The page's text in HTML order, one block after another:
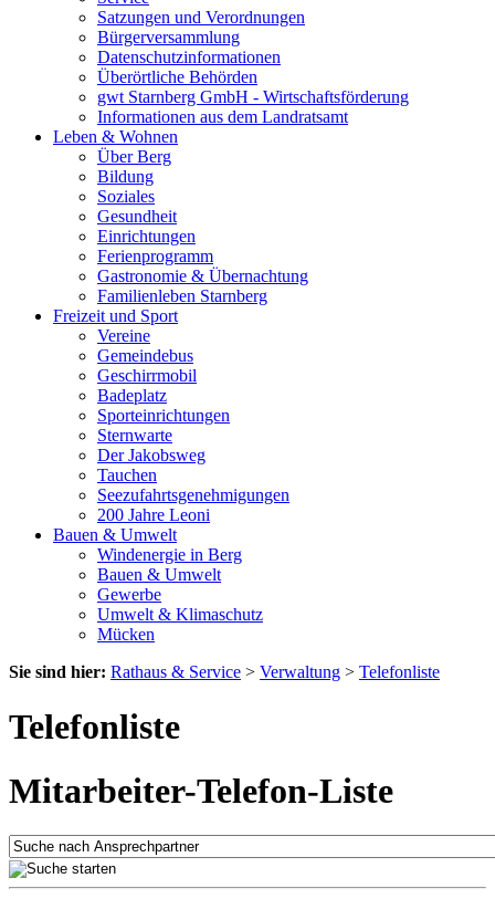
Satzungen und Verordnungen
Bürgerversammlung
Datenschutzinformationen
Überörtliche Behörden
gwt Starnberg GmbH - Wirtschaftsförderung
Informationen aus dem Landratsamt
Leben & Wohnen
Über Berg
Bildung
Soziales
Gesundheit
Einrichtungen
Ferienprogramm
Gastronomie & Übernachtung
Familienleben Starnberg
Freizeit und Sport
Vereine
Gemeindebus
Geschirrmobil
Badeplatz
Sporteinrichtungen
Sternwarte
Der Jakobsweg
Tauchen
Seezufahrtsgenehmigungen
200 Jahre Leoni
Bauen & Umwelt
Windenergie in Berg
Bauen & Umwelt
Gewerbe
Umwelt & Klimaschutz
Mücken
Sie sind hier: Rathaus & Service > Verwaltung > Telefonliste
Telefonliste
Mitarbeiter-Telefon-Liste